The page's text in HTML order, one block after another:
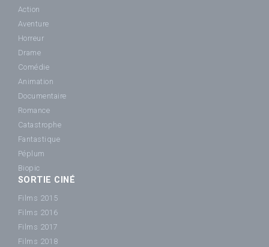
Action
Aventure
Horreur
Drame
Comédie
Animation
Documentaire
Romance
Catastrophe
Fantastique
Péplum
Biopic
SORTIE CINÉ
Films 2015
Films 2016
Films 2017
Films 2018